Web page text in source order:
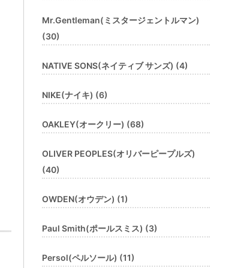
Mr.Gentleman(ミスタージェントルマン)
(30)
NATIVE SONS(ネイティブ サンズ) (4)
NIKE(ナイキ) (6)
OAKLEY(オークリー) (68)
OLIVER PEOPLES(オリバーピープルズ)
(40)
OWDEN(オウデン) (1)
Paul Smith(ポールスミス) (3)
Persol(ペルソール) (11)